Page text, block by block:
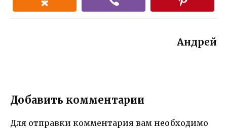
Андрей
Добавить комментарии
Для отправки комментария вам необходимо